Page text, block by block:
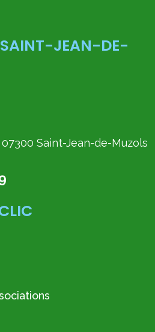
JEAN-DE-
Saint-Jean-de-Muzols